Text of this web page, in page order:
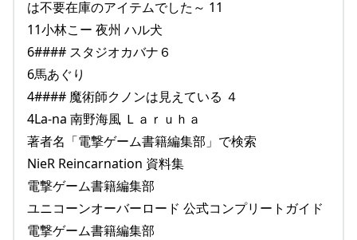
は不要在庫のアイテムでした～ 11
11小林こー 夜州 ハル犬
6#### スタジオカバナ６
6馬あぐり
4#### 魔術師クノンは見えている ４
4La-na 南野海風 Ｌａｒｕｈａ
著者名「電撃ゲーム書籍編集部」で検索
NieR Reincarnation 資料集
電撃ゲーム書籍編集部
ユニコーンオーバーロード 公式コンプリートガイド
電撃ゲーム書籍編集部